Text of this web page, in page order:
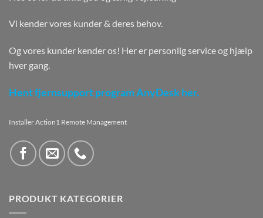
Vi kender vores kunder & deres behov.
Og vores kunder kender os! Her er personlig service og hjælp
hver gang.
Hent fjernsupport program AnyDesk her.
Installer Action1 Remote Management
PRODUKT KATEGORIER